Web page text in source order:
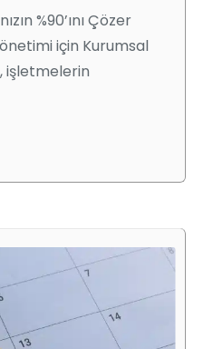
%90’ını Çözer
için Kurumsal
işletmelerin